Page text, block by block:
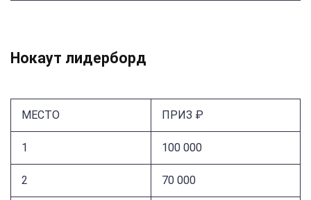
Нокаут лидерборд
МЕСТО ПРИЗ ₽
1 100 000
2 70 000